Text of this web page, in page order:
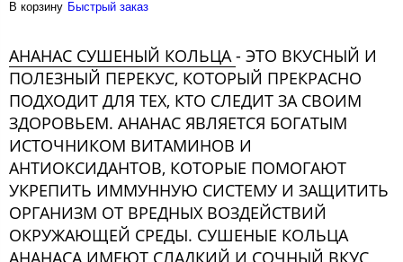
В корзину Быстрый заказ
АНАНАС СУШЕНЫЙ КОЛЬЦА- ЭТО ВКУСНЫЙ И
ПОЛЕЗНЫЙ ПЕРЕКУС, КОТОРЫЙ ПРЕКРАСНО
ПОДХОДИТ ДЛЯ ТЕХ, КТО СЛЕДИТ ЗА СВОИМ
ЗДОРОВЬЕМ. АНАНАС ЯВЛЯЕТСЯ БОГАТЫМ
ИСТОЧНИКОМ ВИТАМИНОВ И
АНТИОКСИДАНТОВ, КОТОРЫЕ ПОМОГАЮТ
УКРЕПИТЬ ИММУННУЮ СИСТЕМУ И ЗАЩИТИТЬ
ОРГАНИЗМ ОТ ВРЕДНЫХ ВОЗДЕЙСТВИЙ
ОКРУЖАЮЩЕЙ СРЕДЫ. СУШЕНЫЕ КОЛЬЦА
АНАНАСА ИМЕЮТ СЛАДКИЙ И СОЧНЫЙ ВКУС,